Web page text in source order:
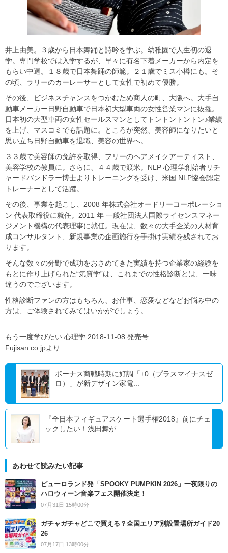
井上由美。３歳から日本舞踊と詩吟を学ぶ。幼稚園で人生初の退
学。専門学校では入学するが、早々に有名下着メーカーから内定を
もらい中退。１８歳で日本舞踊の師範。２１歳でミス小樽にも。そ
の頃、ラリーのカーレーサーとして女性で初めて優勝。
その後、ビジネスチャンスをつかむため商人の町、大阪へ。大手自
動車メーカー日野自動車で日本初大型車両の女性営業マンに抜擢。
日本初の大型車両の女性セールスマンとしてトントントントン♪業績
を上げ、マスコミでも話題に。ところが突然、美容師になりたいと
思い立ち日野自動車を退職、美容の世界へ。
３３歳で美容師の免許を取得、フリーのヘアメイクアーティスト、
美容学校の教員に。さらに、４４歳で渡米。NLP 心理学創始者リチ
ャードバンドラー博士よりトレーニングを受け、米国 NLP協会認定
トレーナーとして活躍。
その後、事業を起こし、2008 年株式会社オードリーコーポレーショ
ン 代表取締役に就任。2011 年 一般社団法人国際ライセンスマネー
ジメント機構の代表理事に就任。現在は、数々の大手企業の人材育
成コンサルタント、新規事業の企画施行を手掛け実績を残されてお
ります。
そんな数々の分野で成功をおさめてきた実績を持つ企業家の経験を
もとに作り上げられた“気質学”は、これまでの性格診断とは、一味
違うのでございます。
性格診断ファンの方はもちろん、お仕事、恋愛などなどお悩み中の
方は、ご体験されてみてはいかがでしょう。
もう一度学びたい 心理学 2018-11-08 発売号
Fujisan.co.jpより
ボーナス商戦時期に好調「±0（プラスマイナスゼ
ロ）」が新デザイン家電...
『全日本フィギュアスケート選手権2018』前にチェ
ックしたい！浅田舞が...
あわせて読みたい記事
ピューロランド発「SPOOKY PUMPKIN 2026」一夜限りの
ハロウィーン音楽フェス開催決定！
07月31日 15時00分
ガチャガチャどこで買える？全国エリア別設置場所ガイド20
26
07月17日 13時00分